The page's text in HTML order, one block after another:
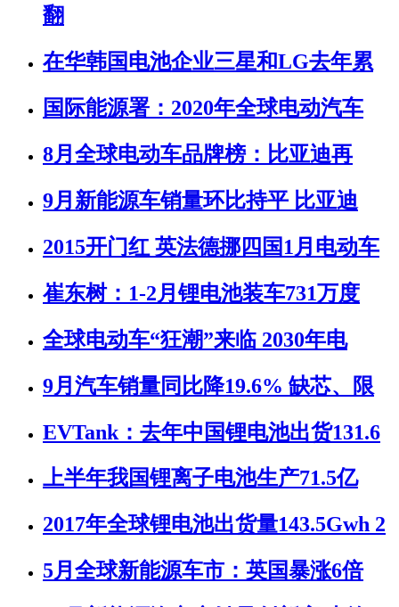
翻
在华韩国电池企业三星和LG去年累
国际能源署：2020年全球电动汽车
8月全球电动车品牌榜：比亚迪再
9月新能源车销量环比持平 比亚迪
2015开门红 英法德挪四国1月电动车
崔东树：1-2月锂电池装车731万度
全球电动车“狂潮”来临 2030年电
9月汽车销量同比降19.6% 缺芯、限
EVTank：去年中国锂电池出货131.6
上半年我国锂离子电池生产71.5亿
2017年全球锂电池出货量143.5Gwh 2
5月全球新能源车市：英国暴涨6倍